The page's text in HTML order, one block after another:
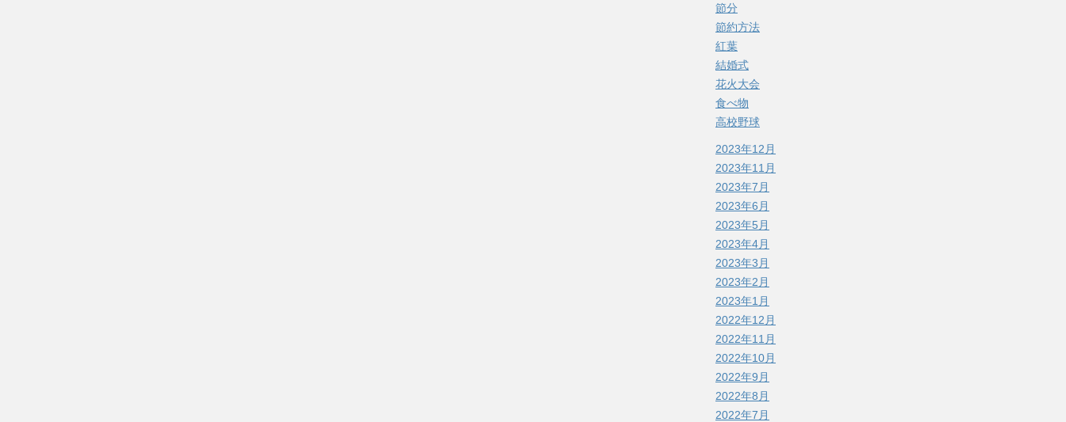
節分
節約方法
紅葉
結婚式
花火大会
食べ物
高校野球
2023年12月
2023年11月
2023年7月
2023年6月
2023年5月
2023年4月
2023年3月
2023年2月
2023年1月
2022年12月
2022年11月
2022年10月
2022年9月
2022年8月
2022年7月